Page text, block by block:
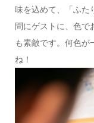
味を込めて、「ふた
問にゲストに、色で
も素敵です。何色が
ね！